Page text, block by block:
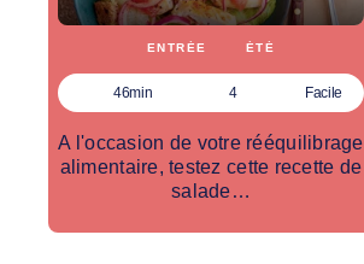
ENTRÉE ÉTÉ
46min 4 Facile
A l'occasion de votre rééquilibrage
alimentaire, testez cette recette de
salade…